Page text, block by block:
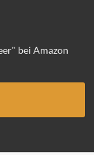
bei Amazon